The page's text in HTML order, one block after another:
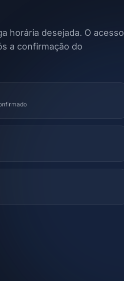
horária desejada. O acesso
a confirmação do